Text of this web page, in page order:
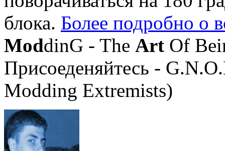
блока. Более подробно о
ModdinG - The Art Of
Присоеденяйтесь -
Modding Extremists)